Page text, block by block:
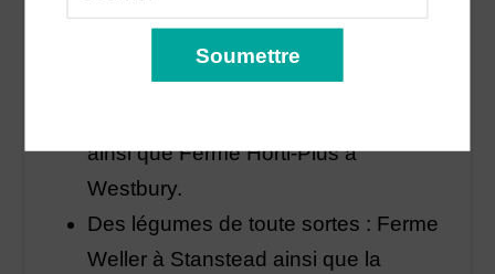
La citrouille, délicieuse en tarte,
potage, muffin, biscuit… : Plantation
ainsi que Ferme Horti-Plus à
Westbury.
Des légumes de toute sortes : Ferme
Weller à Stanstead ainsi que la